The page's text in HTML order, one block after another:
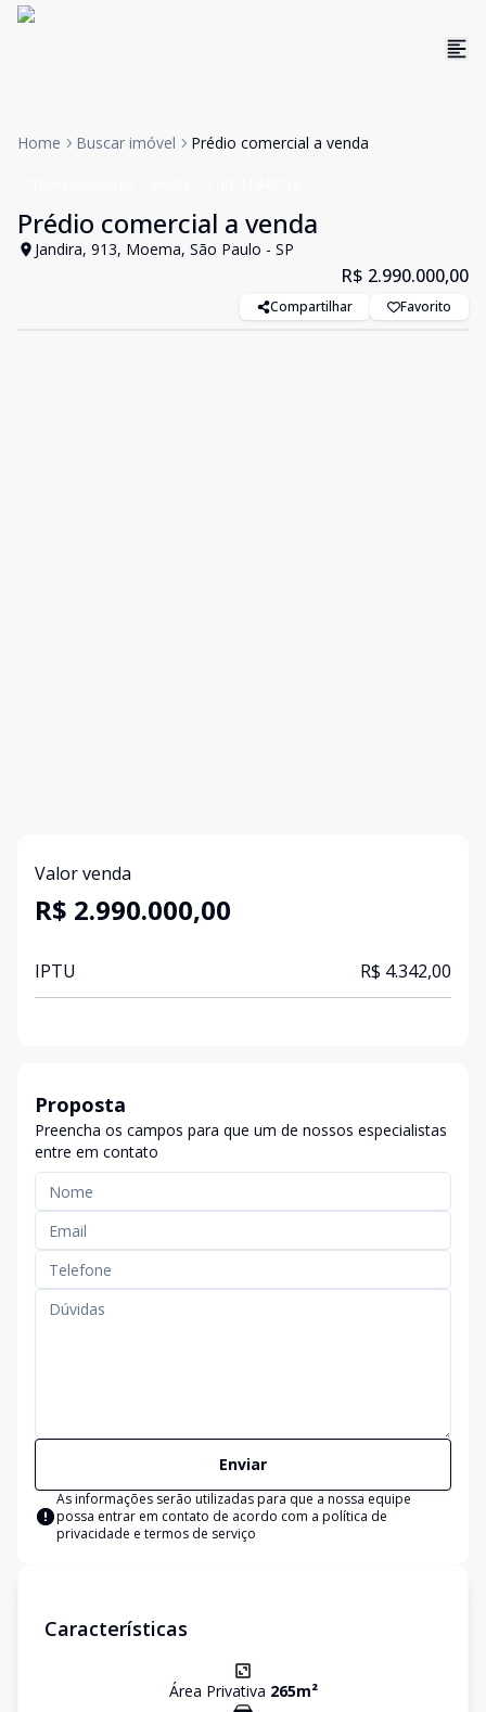
Home Buscar imóvel Prédio comercial a venda
Prédio comercial a venda
Jandira, 913, Moema, São Paulo - SP
R$ 2.990.000,00
Compartilhar Favorito
Valor venda
R$ 2.990.000,00
IPTU R$ 4.342,00
Proposta
Preencha os campos para que um de nossos especialistas
entre em contato
Enviar
As informações serão utilizadas para que a nossa equipe
possa entrar em contato de acordo com a política de
privacidade e termos de serviço
Características
Área Privativa 265m²